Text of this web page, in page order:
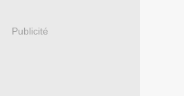
Publicité